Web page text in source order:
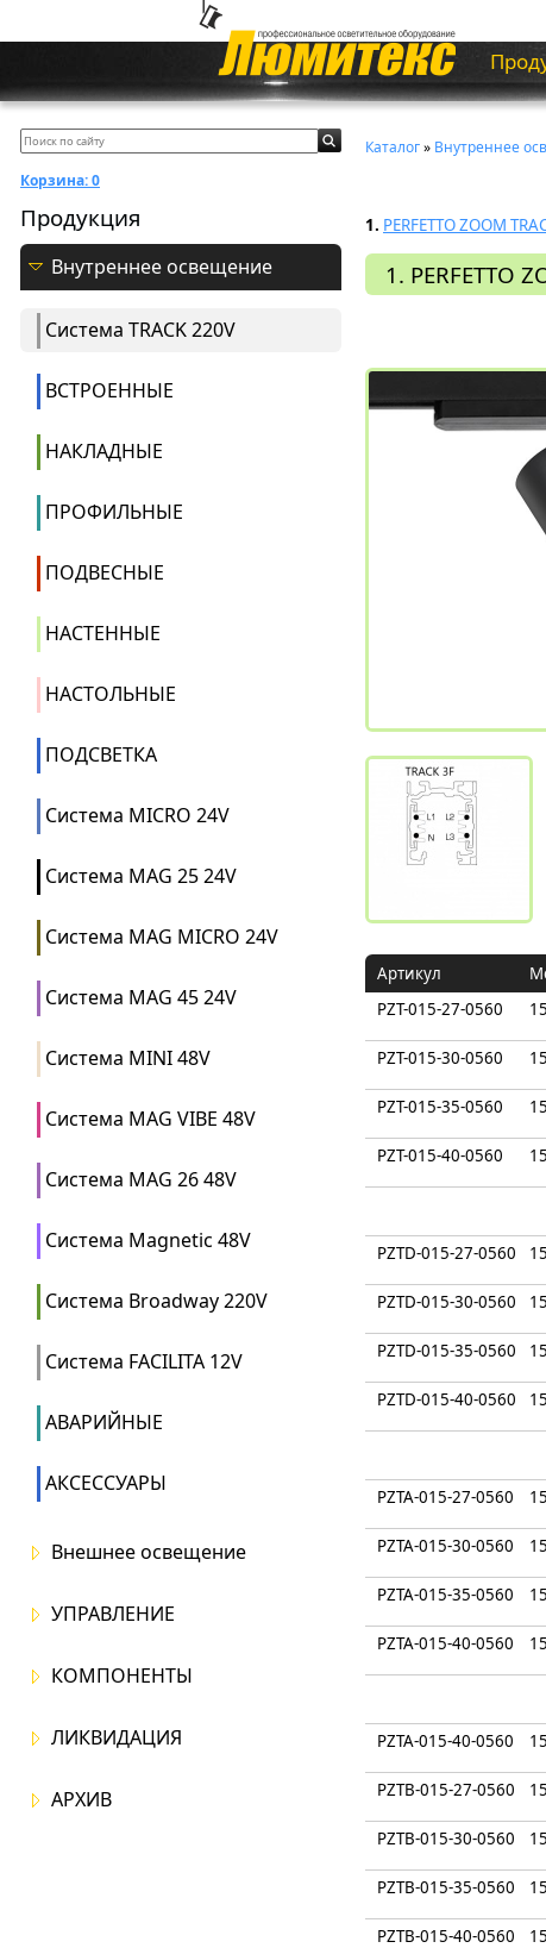
Корзина:0
Продукция
Внутреннее освещение
Система ТRACK 220V
ВСТРОЕННЫЕ
НАКЛАДНЫЕ
ПРОФИЛЬНЫЕ
ПОДВЕСНЫЕ
НАСТЕННЫЕ
НАСТОЛЬНЫЕ
ПОДСВЕТКА
Система MICRO 24V
Система MAG 25 24V
Система MAG MICRO 24V
Система MAG 45 24V
Система MINI 48V
Система MAG VIBE 48V
Система MAG 26 48V
Система Magnetic 48V
Система Broadway 220V
Система FACILITA 12V
АВАРИЙНЫЕ
АКСЕССУАРЫ
Внешнее освещение
УПРАВЛЕНИЕ
КОМПОНЕНТЫ
ЛИКВИДАЦИЯ
АРХИВ
Каталог» Внутреннее
1. PERFETTO ZOOM
1. PERFETTO
Артикул
PZT-015-27-0560
PZT-015-30-0560
PZT-015-35-0560
PZT-015-40-0560
PZTD-015-27-0560
PZTD-015-30-0560
PZTD-015-35-0560
PZTD-015-40-0560
PZTA-015-27-0560
PZTA-015-30-0560
PZTA-015-35-0560
PZTA-015-40-0560
PZTA-015-40-0560
PZTB-015-27-0560
PZTB-015-30-0560
PZTB-015-35-0560
PZTB-015-40-0560